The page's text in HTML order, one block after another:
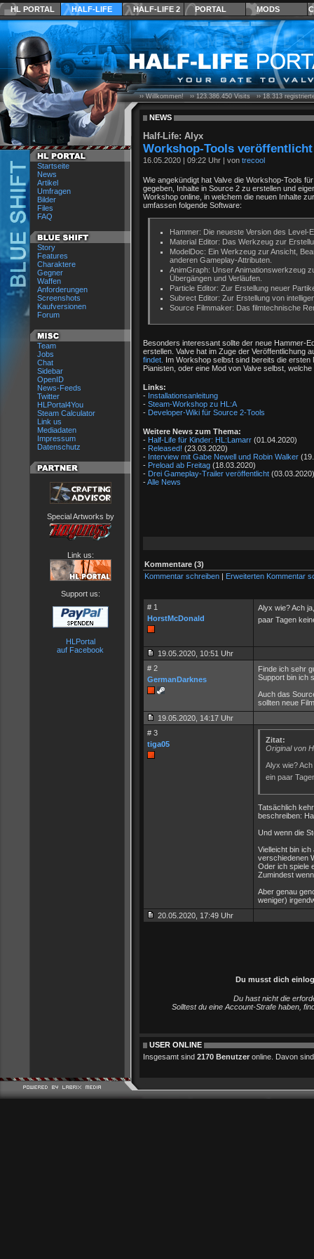
HL PORTAL HALF-LIFE HALF-LIFE 2 PORTAL MODS
Startseite
News
Artikel
Umfragen
Bilder
Files
FAQ
Story
Features
Charaktere
Gegner
Waffen
Anforderungen
Screenshots
Kaufversionen
Forum
Team
Jobs
Chat
Sidebar
OpenID
News-Feeds
Twitter
HLPortal4You
Steam Calculator
Link us
Mediadaten
Impressum
Datenschutz
Special Artworks by
Link us:
Support us:
HLPortal
auf Facebook
›› Willkommen! ››123.386.450Visits ››18.313
NEWS
Half-Life: Alyx
Workshop-Tools veröffentlicht
16.05.2020 | 09:22 Uhr | von trecool
Wie angekündigt hat Valve die Workshop-Tools
gegeben, Inhalte in Source 2 zu erstellen und
Workshop online, in welchem die neuen Inhalte
umfassen folgende Software:
Hammer: Die neueste Version des Level-
Material Editor: Das Werkzeug zur
ModelDoc: Ein Werkzeug zur Ansicht,
anderen Gameplay-Attributen.
AnimGraph: Unser Animationswerkzeug
Übergängen und Verläufen.
Particle Editor: Zur Erstellung neuer
Subrect Editor: Zur Erstellung von
Source Filmmaker: Das filmtechnische
Besonders interessant sollte der neue Hammer-
erstellen. Valve hat im Zuge der Veröffentlichung
findet. Im Workshop selbst sind bereits die
Pianisten, oder eine Mod von Valve selbst,
Links:
- Installationsanleitung
- Steam-Workshop zu HL:A
- Developer-Wiki für Source 2-Tools
Weitere News zum Thema:
- Half-Life für Kinder: HL:Lamarr (01.04.2020)
- Released! (23.03.2020)
- Interview mit Gabe Newell und Robin Walker
- Preload ab Freitag (18.03.2020)
- Drei Gameplay-Trailer veröffentlicht (03.03.2020)
-Alle News
Kommentare (3)
Kommentar schreiben | Erweiterten Kommentar
# 1
HorstMcDonald
Alyx wie? Ach
paar Tagen
19.05.2020, 10:51 Uhr
# 2
GermanDarknes
Finde ich sehr
Support bin ich
Auch das
sollten neue
19.05.2020, 14:17 Uhr
# 3
tiga05
Zitat:
Original von
Alyx wie?
ein paar
Tatsächlich
beschreiben:
Und wenn die
Vielleicht bin
verschiedenen
Oder ich spiele
Zumindest
Aber genau
weniger)
20.05.2020, 17:49 Uhr
Du musst dich
Du hast nicht die
Solltest du eine Account-Strafe haben,
USER ONLINE
Insgesamt sind 2170 Benutzer online. Davon